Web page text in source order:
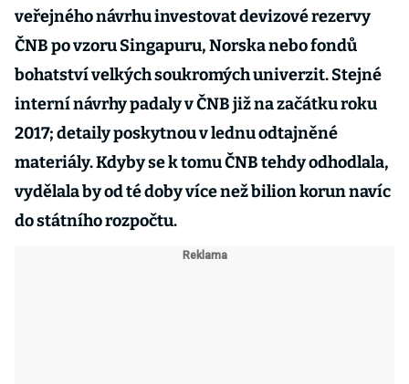
veřejného návrhu investovat devizové rezervy
ČNB po vzoru Singapuru, Norska nebo fondů
bohatství velkých soukromých univerzit. Stejné
interní návrhy padaly v ČNB již na začátku roku
2017; detaily poskytnou v lednu odtajněné
materiály. Kdyby se k tomu ČNB tehdy odhodlala,
vydělala by od té doby více než bilion korun navíc
do státního rozpočtu.